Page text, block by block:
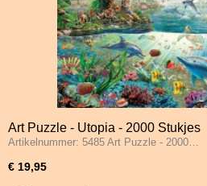
Art Puzzle - Utopia - 2000 Stukjes
Artikelnummer: 5485 Art Puzzle - 2000…
€ 19,95